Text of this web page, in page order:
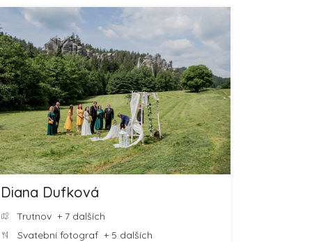
Diana Dufková
Trutnov + 7 dalších
Svatební fotograf + 5 dalších